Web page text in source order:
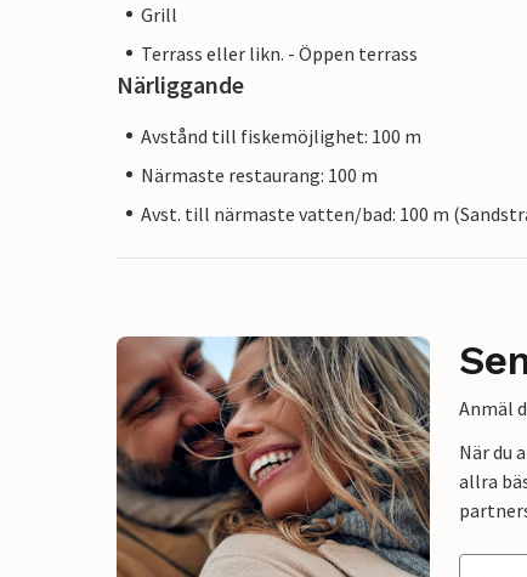
Grill
Terrass eller likn. - Öppen terrass
Närliggande
Avstånd till fiskemöjlighet: 100 m
Närmaste restaurang: 100 m
Avst. till närmaste vatten/bad: 100 m
Anmäl
När du
allra